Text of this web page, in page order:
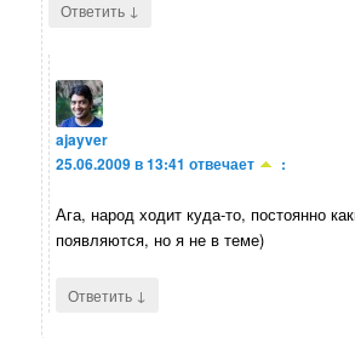
Ответить ↓
ajayver
25.06.2009 в 13:41 отвечает :
Ага, народ ходит куда-то, постоянно
появляются, но я не в теме)
Ответить ↓